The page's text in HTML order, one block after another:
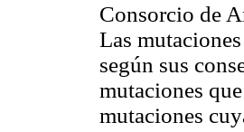
Consorcio de
Las
según sus
mutaciones
mutaciones